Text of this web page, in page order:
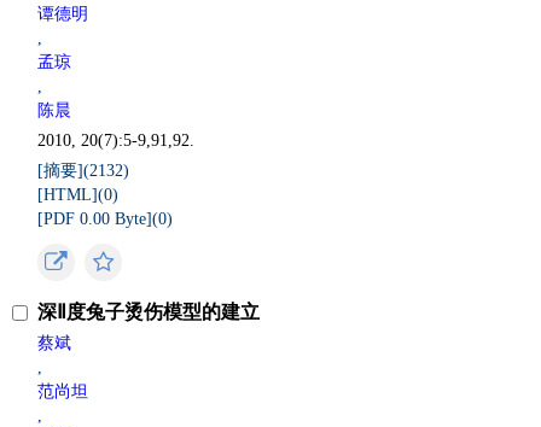
谭德明
,
孟琼
,
陈晨
2010, 20(7):5-9,91,92.
[摘要](2132)
[HTML](0)
[PDF 0.00 Byte](0)
深Ⅱ度兔子烫伤模型的建立
蔡斌
,
范尚坦
,